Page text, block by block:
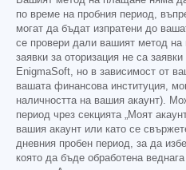
по време на пробния период,
могат да бъдат изпратени до
се провери дали вашият метод
заявки за оторизация не са
EnigmaSoft, но в зависимост от
вашата финансова институция,
наличността на вашия акаунт).
период чрез секцията „Моят
вашия акаунт или като се
дневния пробен период, за да
която да бъде обработена